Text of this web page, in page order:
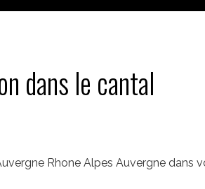
dans le cantal
Rhone Alpes Auvergne dans